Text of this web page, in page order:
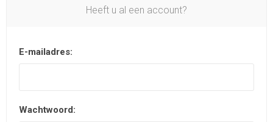
Heeft u al een account?
E-mailadres:
Wachtwoord: